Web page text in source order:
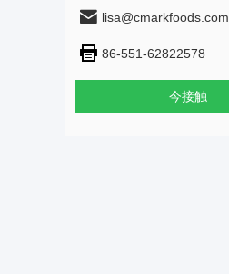
lisa@cmarkfoods.com
86-551-62822578
今接触